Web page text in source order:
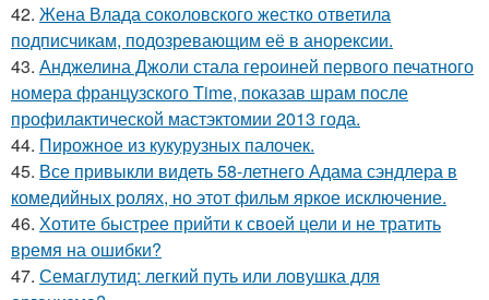
42. Жена Влада соколовского жестко ответила
подписчикам, подозревающим её в анорексии.
43. Анджелина Джоли стала героиней первого печатного
номера французского Time, показав шрам после
профилактической мастэктомии 2013 года.
44. Пирожное из кукурузных палочек.
45. Все привыкли видеть 58-летнего Адама сэндлера в
комедийных ролях, но этот фильм яркое исключение.
46. Хотите быстрее прийти к своей цели и не тратить
время на ошибки?
47. Семаглутид: легкий путь или ловушка для